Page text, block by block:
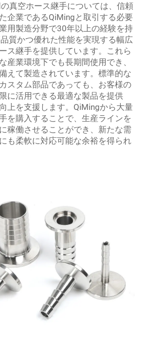
真空ホース継手については、信頼
企業であるQiMingと取引する必要
用製造分野で30年以上の経験を持
質かつ優れた性能を実現する幅広
ス継手を提供しています。これら
産業環境下でも長期間使用でき、
えて製造されています。標準的な
スタム部品であっても、お客様の
に活用できる最適な製品を提供
上を支援します。QiMingから大量
を購入することで、生産ラインを
稼働させることができ、新たな需
も柔軟に対応可能な余裕を得られ